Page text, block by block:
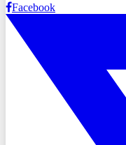
Facebook